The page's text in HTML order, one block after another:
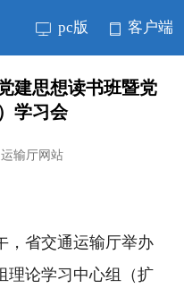
pc版 客户端
建思想读书班暨党
学习会
输厅网站
省交通运输厅举办
理论学习中心组（扩